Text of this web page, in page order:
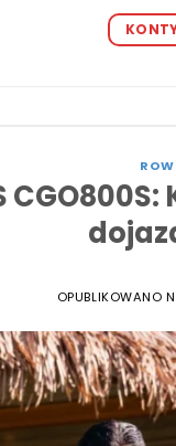
OPUBLIKOWANO